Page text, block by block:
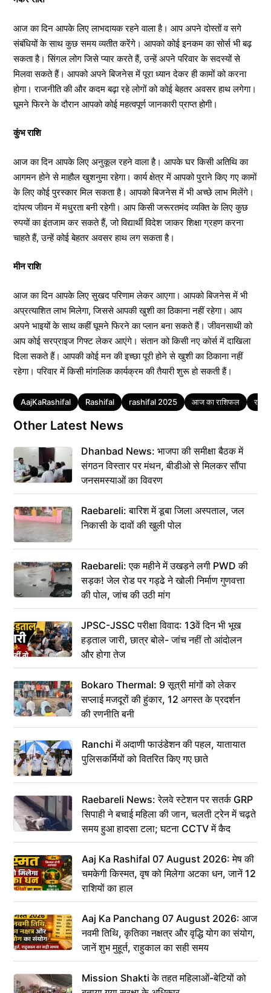
आज का दिन आपके लिए लाभदायक रहने वाला है। आप अपने दोस्तों व सगे
संबंधियों के साथ कुछ समय व्यतीत करेंगे। आपको कोई इनकम का सोर्स भी बढ़
सकता है। सिंगल लोग जिसे प्यार करते हैं, उन्हें अपने परिवार के सदस्यों से
मिलवा सकते हैं। आपको अपने बिजनेस में पूरा ध्यान देकर ही कामों को करना
होगा। राजनीति की और कदम बढ़ा रहे लोगों को कोई बेहतर अवसर हाथ लगेगा।
घूमने फिरने के दौरान आपको कोई महत्वपूर्ण जानकारी प्राप्त होगी।
कुंभ राशि
आज का दिन आपके लिए अनुकूल रहने वाला है। आपके घर किसी अतिथि का
आगमन होने से माहौल खुशनुमा रहेगा। कार्य क्षेत्र में आपको पुराने किए गए कामों
के लिए कोई पुरस्कार मिल सकता है। आपको बिजनेस में भी अच्छे लाभ मिलेंगे।
दांपत्य जीवन में मधुरता बनी रहेगी। आप किसी जरूरतमंद व्यक्ति के लिए कुछ
रुपयों का इंतजाम कर सकते हैं, जो विद्यार्थी विदेश जाकर शिक्षा ग्रहण करना
चाहते हैं, उन्हें कोई बेहतर अवसर हाथ लग सकता है।
मीन राशि
आज का दिन आपके लिए सुखद परिणाम लेकर आएगा। आपको बिजनेस में भी
अप्रत्याशित लाभ मिलेगा, जिससे आपकी खुशी का ठिकाना नहीं रहेगा। आप
अपने भाइयों के साथ कहीं घूमने फिरने का प्लान बना सकते हैं। जीवनसाथी को
आप कोई सरप्राइज गिफ्ट लेकर आएंगे। संतान को किसी नए कोर्स में दाखिला
दिला सकते हैं। आपकी कोई मन की इच्छा पूरी होने से खुशी का ठिकाना नहीं
रहेगा। परिवार में किसी मांगलिक कार्यक्रम की तैयारी शुरू हो सकती हैं।
Tags
AajKaRashifal Rashifal rashifal 2025 आज का राशिफल
Other Latest News
Dhanbad News: भाजपा की समीक्षा बैठक में
संगठन विस्तार पर मंथन, बीडीओ से मिलकर सौंपा
जनसमस्याओं का विवरण
Raebareli: बारिश में डूबा जिला अस्पताल, जल
निकासी के दावों की खुली पोल
Raebareli: एक महीने में उखड़ने लगी PWD की
सड़क! जेल रोड पर गड्ढे ने खोली निर्माण गुणवत्ता
की पोल, जांच की उठी मांग
JPSC-JSSC परीक्षा विवाद: 13वें दिन भी भूख
हड़ताल जारी, छात्र बोले- जांच नहीं तो आंदोलन
और होगा तेज
Bokaro Thermal: 9 सूत्री मांगों को लेकर
सप्लाई मजदूरों की हुंकार, 12 अगस्त के प्रदर्शन
की रणनीति बनी
Ranchi में अदाणी फाउंडेशन की पहल, यातायात
पुलिसकर्मियों को वितरित किए गए छाते
Raebareli News: रेलवे स्टेशन पर सतर्क GRP
सिपाही ने बचाई महिला की जान, चलती ट्रेन में चढ़ते
समय हुआ हादसा टला; घटना CCTV में कैद
Aaj Ka Rashifal 07 August 2026: मेष की
चमकेगी किस्मत, वृष को मिलेगा अटका धन, जानें 12
राशियों का हाल
Aaj Ka Panchang 07 August 2026: आज
नवमी तिथि, कृतिका नक्षत्र और वृद्धि योग का संयोग,
जानें शुभ मुहूर्त, राहुकाल का सही समय
Mission Shakti के तहत महिलाओं-बेटियों को